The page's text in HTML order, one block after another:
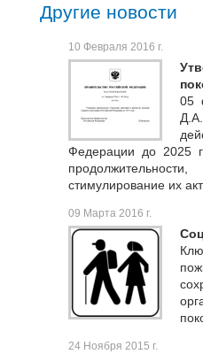
Другие новости
10 Февраля 2016 г.
05
Федерации до 2025
стимулирование их
09 Марта 2016 г.
24 Ноября 2015 г.